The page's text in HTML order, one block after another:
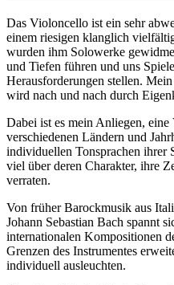
Das Violoncello ist ein sehr
einem riesigen klanglich
wurden ihm Solowerke
und Tiefen führen und uns
Herausforderungen stellen.
wird nach und nach durch
Dabei ist es mein Anliegen,
verschiedenen Ländern und
individuellen Tonsprachen ihrer
viel über deren Charakter, ihre
verraten.
Von früher Barockmusik aus
Johann Sebastian Bach spannt
internationalen Kompositionen
Grenzen des Instrumentes
individuell ausleuchten.